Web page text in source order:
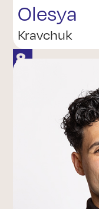
Olesya
Kravchuk
8